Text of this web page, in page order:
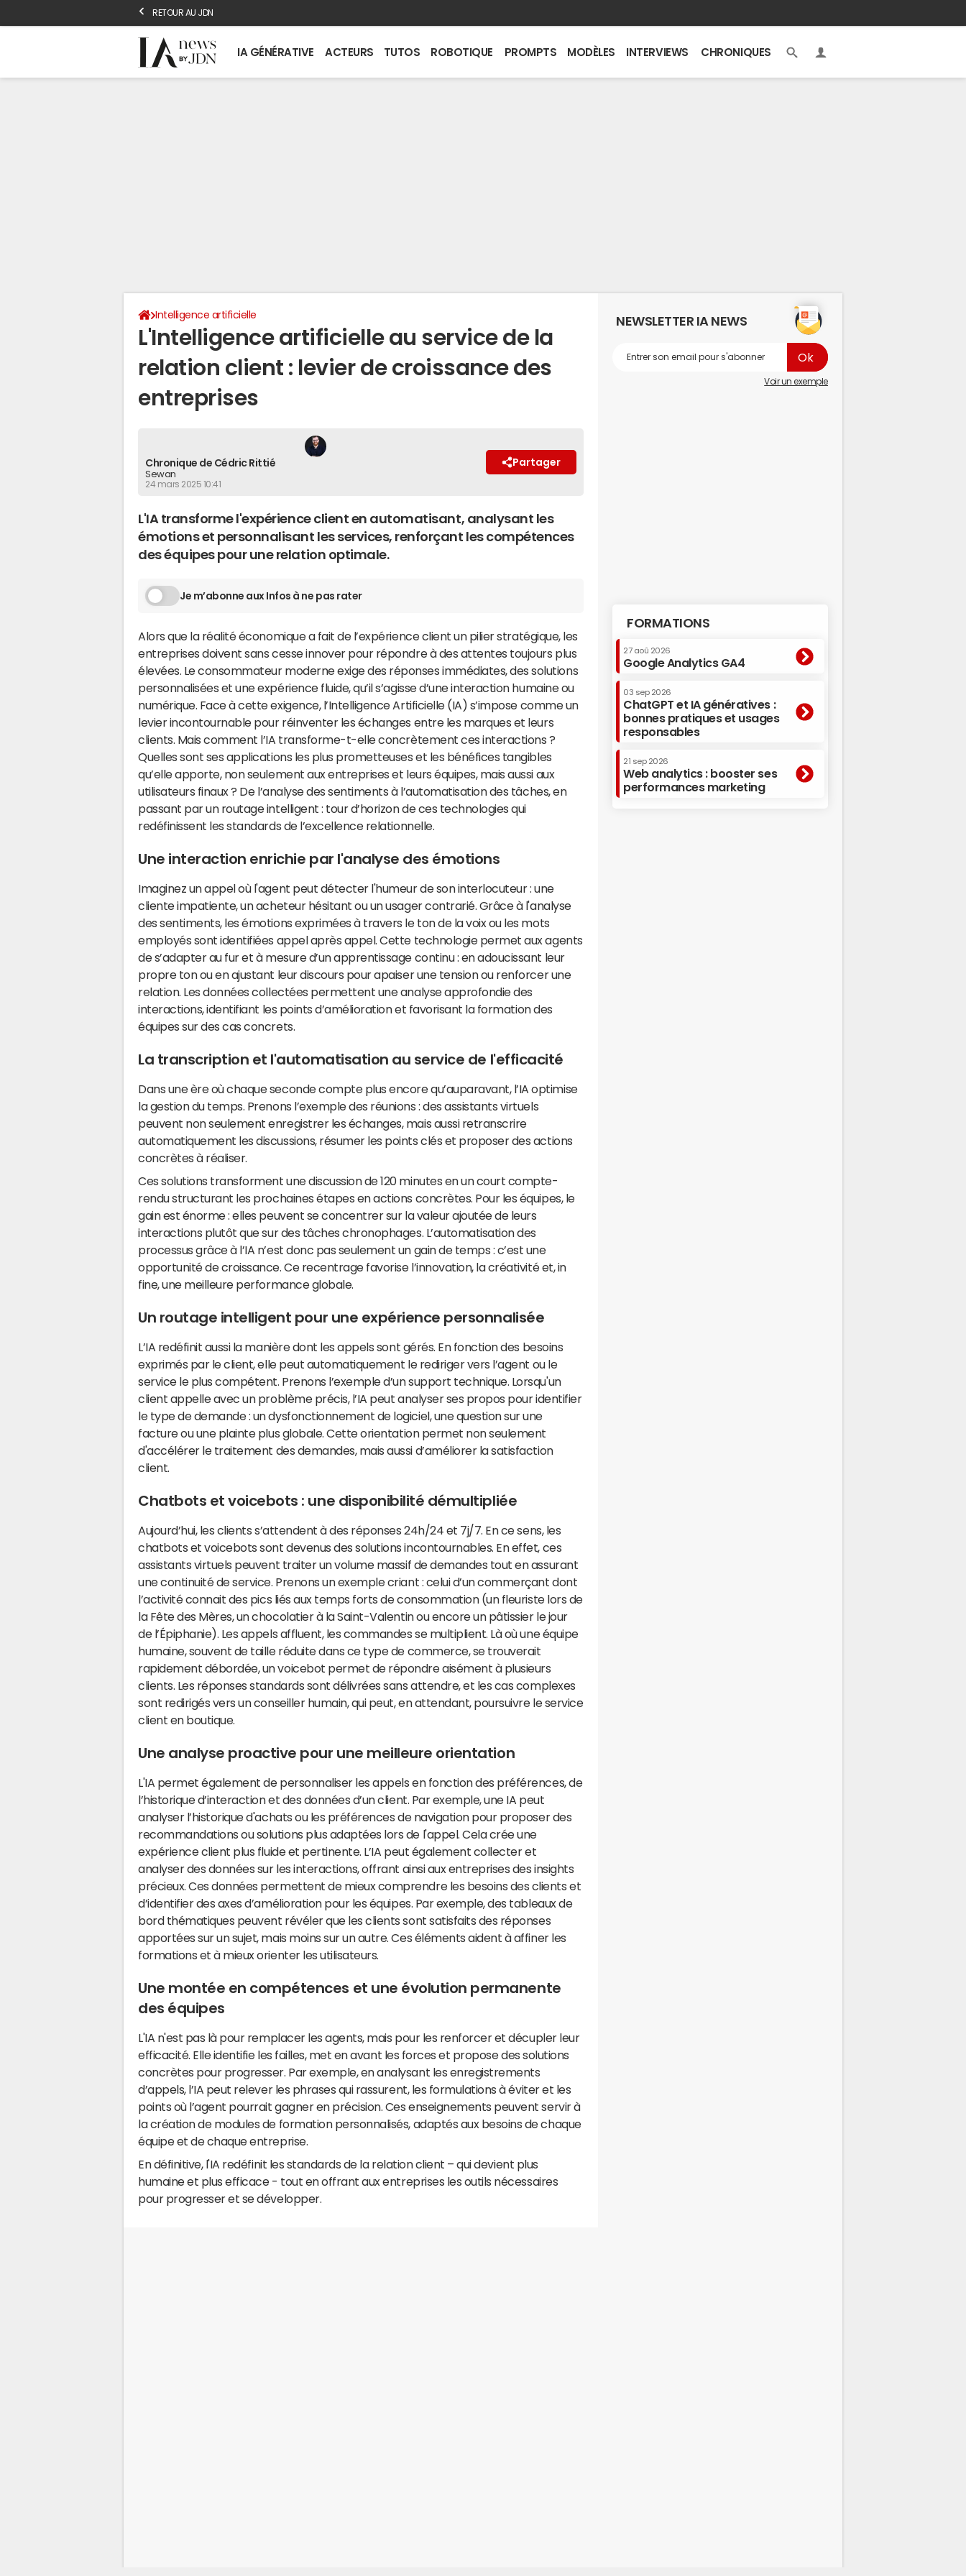
RETOUR AU JDN
IA GÉNÉRATIVE ACTEURS TUTOS ROBOTIQUE PROMPTS MODÈLES INTERVIEWS CHRONIQUES
Intelligence artificielle
L'Intelligence artificielle au service de la
relation client : levier de croissance des
entreprises
Chronique de Cédric Rittié
Sewan
24 mars 2025 10:41
Partager
L'IA transforme l'expérience client en automatisant, analysant les
émotions et personnalisant les services, renforçant les compétences
des équipes pour une relation optimale.
Je m’abonne aux Infos à ne pas rater
Alors que la réalité économique a fait de l’expérience client un pilier stratégique, les
entreprises doivent sans cesse innover pour répondre à des attentes toujours plus
élevées. Le consommateur moderne exige des réponses immédiates, des solutions
personnalisées et une expérience fluide, qu’il s’agisse d’une interaction humaine ou
numérique. Face à cette exigence, l’Intelligence Artificielle (IA) s’impose comme un
levier incontournable pour réinventer les échanges entre les marques et leurs
clients. Mais comment l’IA transforme-t-elle concrètement ces interactions ?
Quelles sont ses applications les plus prometteuses et les bénéfices tangibles
qu’elle apporte, non seulement aux entreprises et leurs équipes, mais aussi aux
utilisateurs finaux ? De l’analyse des sentiments à l’automatisation des tâches, en
passant par un routage intelligent : tour d’horizon de ces technologies qui
redéfinissent les standards de l’excellence relationnelle.
Une interaction enrichie par l'analyse des émotions
Imaginez un appel où l'agent peut détecter l'humeur de son interlocuteur : une
cliente impatiente, un acheteur hésitant ou un usager contrarié. Grâce à l'analyse
des sentiments, les émotions exprimées à travers le ton de la voix ou les mots
employés sont identifiées appel après appel. Cette technologie permet aux agents
de s’adapter au fur et à mesure d’un apprentissage continu : en adoucissant leur
propre ton ou en ajustant leur discours pour apaiser une tension ou renforcer une
relation. Les données collectées permettent une analyse approfondie des
interactions, identifiant les points d’amélioration et favorisant la formation des
équipes sur des cas concrets.
La transcription et l'automatisation au service de l'efficacité
Dans une ère où chaque seconde compte plus encore qu’auparavant, l’IA optimise
la gestion du temps. Prenons l’exemple des réunions : des assistants virtuels
peuvent non seulement enregistrer les échanges, mais aussi retranscrire
automatiquement les discussions, résumer les points clés et proposer des actions
concrètes à réaliser.
Ces solutions transforment une discussion de 120 minutes en un court compte-
rendu structurant les prochaines étapes en actions concrètes. Pour les équipes, le
gain est énorme : elles peuvent se concentrer sur la valeur ajoutée de leurs
interactions plutôt que sur des tâches chronophages. L’automatisation des
processus grâce à l’IA n’est donc pas seulement un gain de temps : c’est une
opportunité de croissance. Ce recentrage favorise l’innovation, la créativité et, in
fine, une meilleure performance globale.
Un routage intelligent pour une expérience personnalisée
L’IA redéfinit aussi la manière dont les appels sont gérés. En fonction des besoins
exprimés par le client, elle peut automatiquement le rediriger vers l’agent ou le
service le plus compétent. Prenons l’exemple d’un support technique. Lorsqu'un
client appelle avec un problème précis, l’IA peut analyser ses propos pour identifier
le type de demande : un dysfonctionnement de logiciel, une question sur une
facture ou une plainte plus globale. Cette orientation permet non seulement
d'accélérer le traitement des demandes, mais aussi d’améliorer la satisfaction
client.
Chatbots et voicebots : une disponibilité démultipliée
Aujourd’hui, les clients s’attendent à des réponses 24h/24 et 7j/7. En ce sens, les
chatbots et voicebots sont devenus des solutions incontournables. En effet, ces
assistants virtuels peuvent traiter un volume massif de demandes tout en assurant
une continuité de service. Prenons un exemple criant : celui d’un commerçant dont
l’activité connait des pics liés aux temps forts de consommation (un fleuriste lors de
la Fête des Mères, un chocolatier à la Saint-Valentin ou encore un pâtissier le jour
de l’Épiphanie). Les appels affluent, les commandes se multiplient. Là où une équipe
humaine, souvent de taille réduite dans ce type de commerce, se trouverait
rapidement débordée, un voicebot permet de répondre aisément à plusieurs
clients. Les réponses standards sont délivrées sans attendre, et les cas complexes
sont redirigés vers un conseiller humain, qui peut, en attendant, poursuivre le service
client en boutique.
Une analyse proactive pour une meilleure orientation
L'IA permet également de personnaliser les appels en fonction des préférences, de
l’historique d’interaction et des données d’un client. Par exemple, une IA peut
analyser l’historique d'achats ou les préférences de navigation pour proposer des
recommandations ou solutions plus adaptées lors de l'appel. Cela crée une
expérience client plus fluide et pertinente. L’IA peut également collecter et
analyser des données sur les interactions, offrant ainsi aux entreprises des insights
précieux. Ces données permettent de mieux comprendre les besoins des clients et
d’identifier des axes d’amélioration pour les équipes. Par exemple, des tableaux de
bord thématiques peuvent révéler que les clients sont satisfaits des réponses
apportées sur un sujet, mais moins sur un autre. Ces éléments aident à affiner les
formations et à mieux orienter les utilisateurs.
Une montée en compétences et une évolution permanente
des équipes
L'IA n'est pas là pour remplacer les agents, mais pour les renforcer et décupler leur
efficacité. Elle identifie les failles, met en avant les forces et propose des solutions
concrètes pour progresser. Par exemple, en analysant les enregistrements
d’appels, l’IA peut relever les phrases qui rassurent, les formulations à éviter et les
points où l’agent pourrait gagner en précision. Ces enseignements peuvent servir à
la création de modules de formation personnalisés, adaptés aux besoins de chaque
équipe et de chaque entreprise.
En définitive, l'IA redéfinit les standards de la relation client – qui devient plus
humaine et plus efficace - tout en offrant aux entreprises les outils nécessaires
pour progresser et se développer.
NEWSLETTER IA NEWS
Voir un exemple
FORMATIONS
27 aoû 2026
Google Analytics GA4
03 sep 2026
ChatGPT et IA génératives :
bonnes pratiques et usages
responsables
21 sep 2026
Web analytics : booster ses
performances marketing